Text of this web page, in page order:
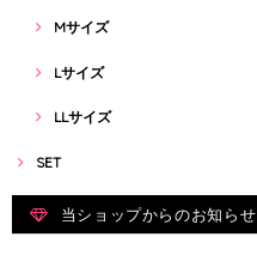
Mサイズ
Lサイズ
LLサイズ
SET
当ショップからのお知らせ